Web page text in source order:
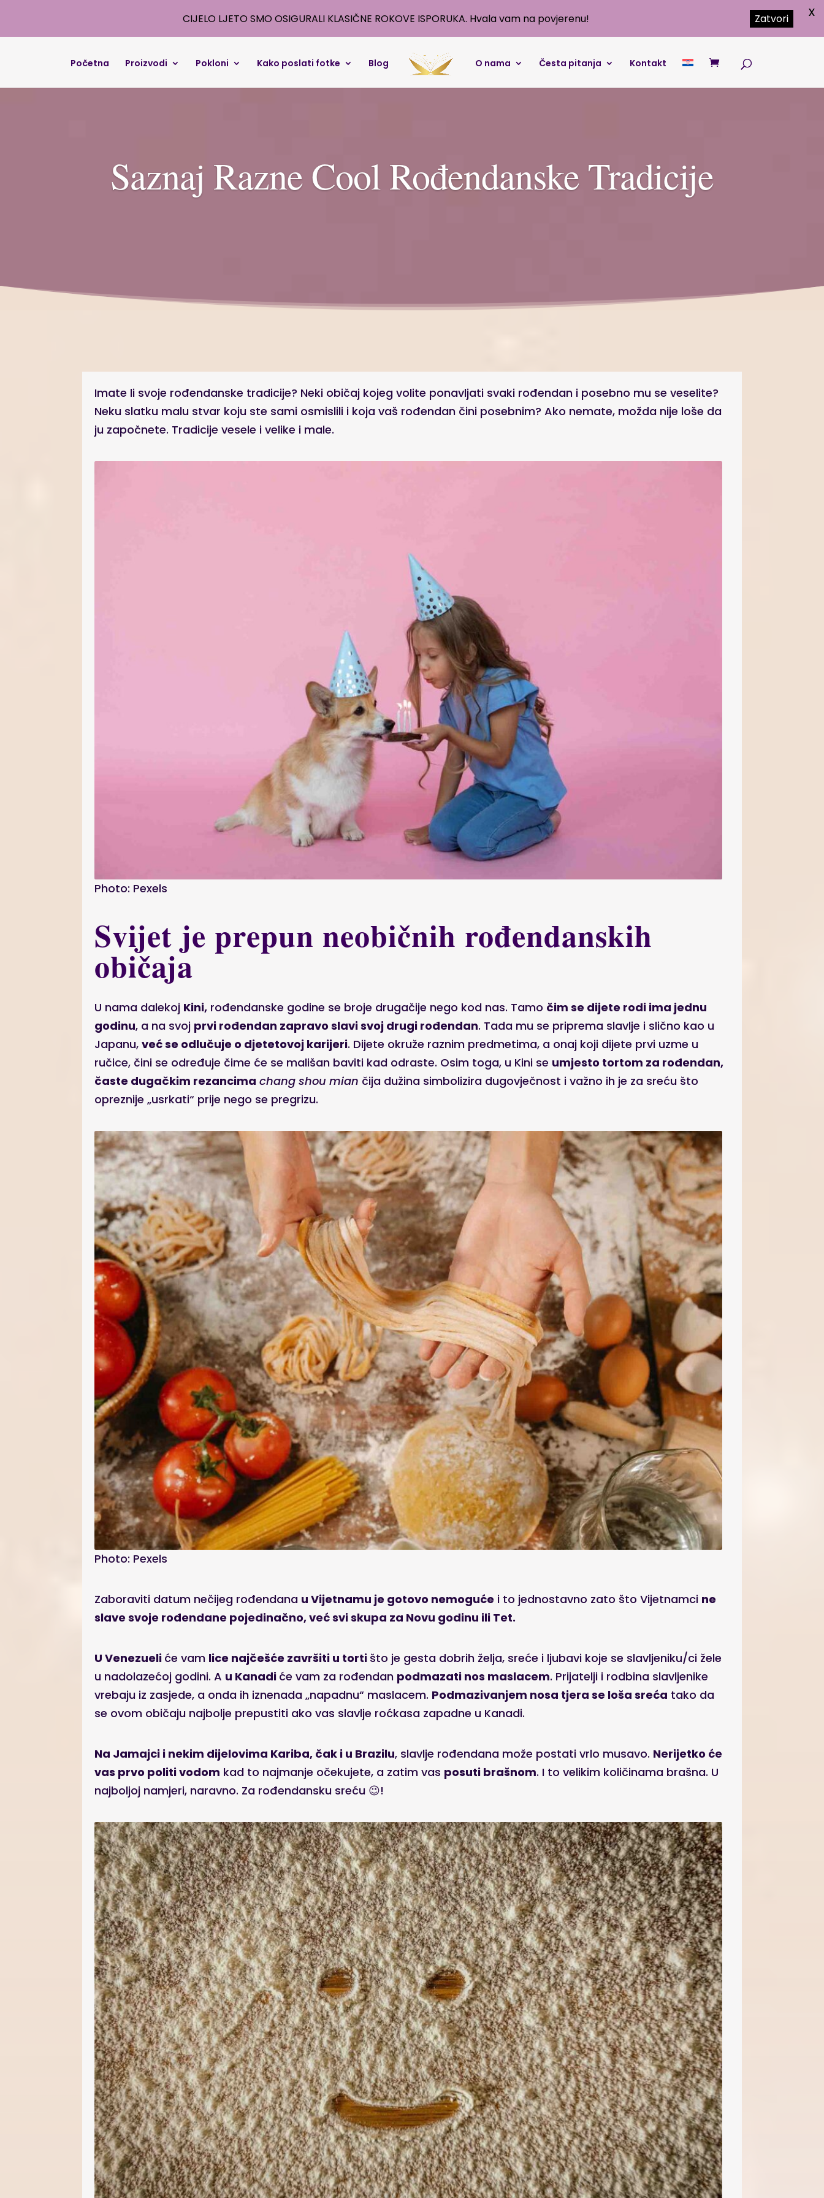
Početna Proizvodi Pokloni Kako poslati fotke Blog O nama Česta pitanja Kontakt
Saznaj Razne Cool Rođendanske Tradicije
Imate li svoje rođendanske tradicije? Neki običaj kojeg volite ponavljati svaki rođendan i posebno mu se veselite?
Neku slatku malu stvar koju ste sami osmislili i koja vaš rođendan čini posebnim? Ako nemate, možda nije loše da
ju započnete. Tradicije vesele i velike i male.
Photo: Pexels
Svijet je prepun neobičnih rođendanskih
običaja
U nama dalekoj Kini, rođendanske godine se broje drugačije nego kod nas. Tamo čim se dijete rodi ima jednu
godinu, a na svoj prvi rođendan zapravo slavi svoj drugi rođendan. Tada mu se priprema slavlje i slično kao u
Japanu,već se odlučuje o djetetovoj karijeri. Dijete okruže raznim predmetima, a onaj koji dijete prvi uzme u
ručice, čini se određuje čime će se mališan baviti kad odraste. Osim toga, u Kini se umjesto tortom za rođendan,
časte dugačkim rezancima chang shou mian čija dužina simbolizira dugovječnost i važno ih je za sreću što
opreznije „usrkati“ prije nego se pregrizu.
Photo: Pexels
Zaboraviti datum nečijeg rođendana u Vijetnamu je gotovo nemoguće i to jednostavno zato što Vijetnamci ne
slave svoje rođendane pojedinačno, već svi skupa za Novu godinu ili Tet.
U Venezueli će vam lice najčešće završiti u torti što je gesta dobrih želja, sreće i ljubavi koje se slavljeniku/ci žele
u nadolazećoj godini. A u Kanadi će vam za rođendan podmazati nos maslacem. Prijatelji i rodbina slavljenike
vrebaju iz zasjede, a onda ih iznenada „napadnu“ maslacem. Podmazivanjem nosa tjera se loša sreća tako da
se ovom običaju najbolje prepustiti ako vas slavlje roćkasa zapadne u Kanadi.
Na Jamajci i nekim dijelovima Kariba, čak i u Brazilu, slavlje rođendana može postati vrlo musavo. Nerijetko će
vas prvo politi vodom kad to najmanje očekujete, a zatim vas posuti brašnom. I to velikim količinama brašna. U
najboljoj namjeri, naravno. Za rođendansku sreću 😉!
CIJELO LJETO SMO OSIGURALI KLASIČNE ROKOVE ISPORUKA. Hvala vam na povjerenu! Zatvori X